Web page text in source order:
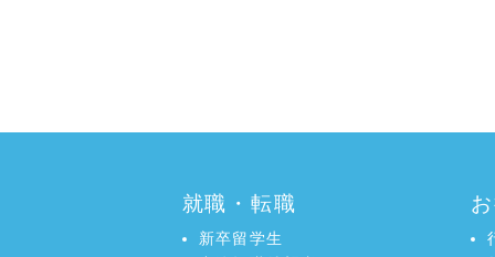
就職・転職
新卒留学生